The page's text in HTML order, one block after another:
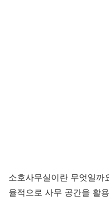
소호사무실이란 무엇일까
율적으로 사무 공간을 활